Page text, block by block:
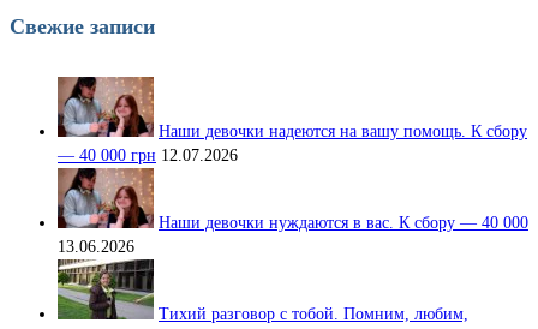
Свежие записи
Наши девочки надеются на вашу помощь. К сбору
— 40 000 грн 12.07.2026
Наши девочки нуждаются в вас. К сбору — 40 000
13.06.2026
Тихий разговор с тобой. Помним, любим,